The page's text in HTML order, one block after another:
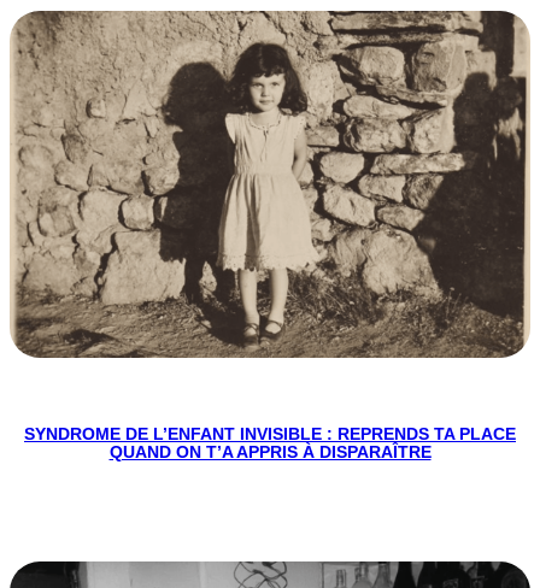
SYNDROME DE L’ENFANT INVISIBLE : REPRENDS TA PLACE
QUAND ON T’A APPRIS À DISPARAÎTRE